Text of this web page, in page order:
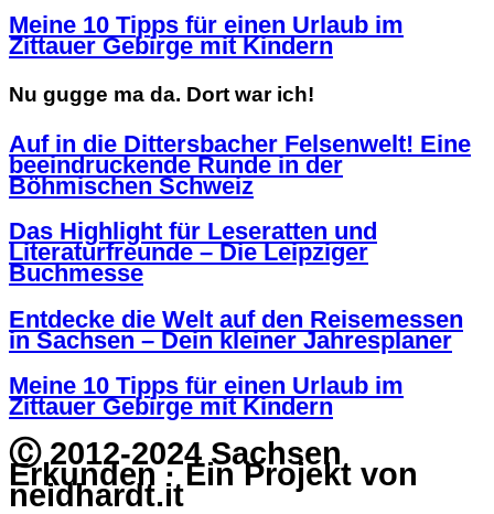
Meine 10 Tipps für einen Urlaub im
Zittauer Gebirge mit Kindern
Nu gugge ma da. Dort war ich!
Auf in die Dittersbacher Felsenwelt! Eine
beeindruckende Runde in der
Böhmischen Schweiz
Das Highlight für Leseratten und
Literaturfreunde – Die Leipziger
Buchmesse
Entdecke die Welt auf den Reisemessen
in Sachsen – Dein kleiner Jahresplaner
Meine 10 Tipps für einen Urlaub im
Zittauer Gebirge mit Kindern
Ⓒ 2012-2024 Sachsen
Erkunden · Ein Projekt von
neidhardt.it